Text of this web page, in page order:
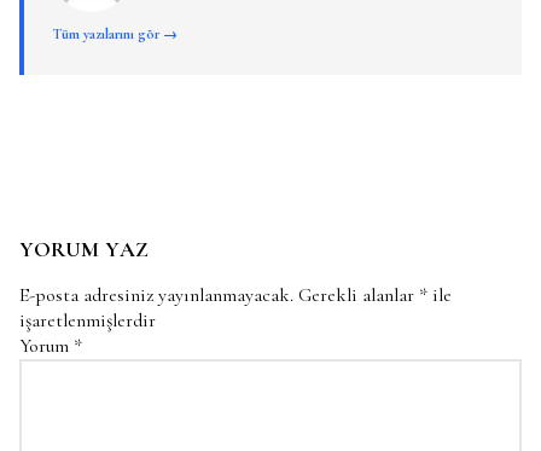
Tüm yazılarını gör →
YORUM YAZ
E-posta adresiniz yayınlanmayacak. Gerekli alanlar * ile
işaretlenmişlerdir
Yorum *